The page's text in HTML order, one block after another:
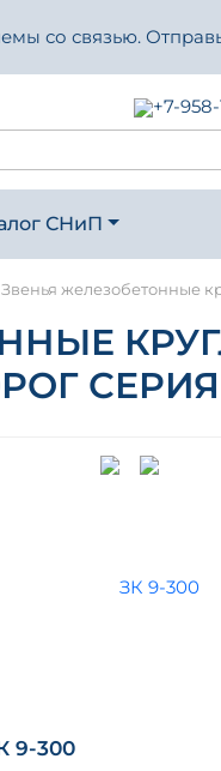
со связью.
+7-
СНиП
Звенья железобетонные
СЕРИЯ
9-300